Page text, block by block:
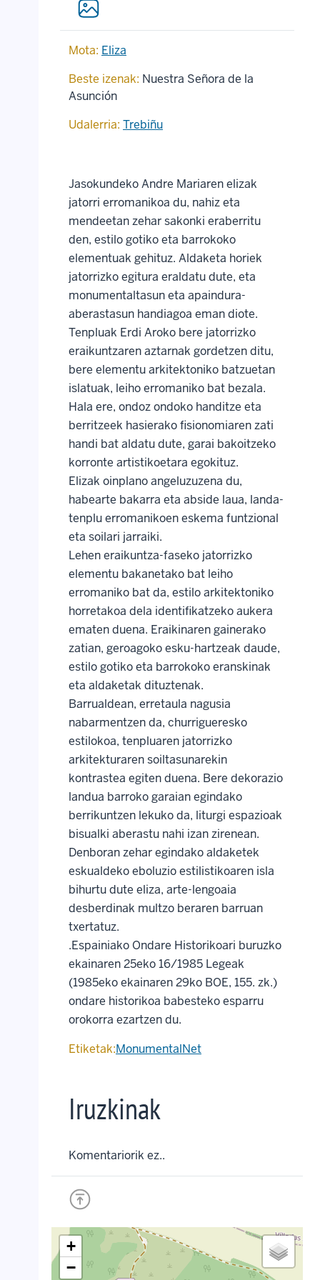
Mota: Eliza
Beste izenak: Nuestra Señora de la
Asunción
Udalerria: Trebiñu
Jasokundeko Andre Mariaren elizak
jatorri erromanikoa du, nahiz eta
mendeetan zehar sakonki eraberritu
den, estilo gotiko eta barrokoko
elementuak gehituz. Aldaketa horiek
jatorrizko egitura eraldatu dute, eta
monumentaltasun eta apaindura-
aberastasun handiagoa eman diote.
Tenpluak Erdi Aroko bere jatorrizko
eraikuntzaren aztarnak gordetzen ditu,
bere elementu arkitektoniko batzuetan
islatuak, leiho erromaniko bat bezala.
Hala ere, ondoz ondoko handitze eta
berritzeek hasierako fisionomiaren zati
handi bat aldatu dute, garai bakoitzeko
korronte artistikoetara egokituz.
Elizak oinplano angeluzuzena du,
habearte bakarra eta abside laua, landa-
tenplu erromanikoen eskema funtzional
eta soilari jarraiki.
Lehen eraikuntza-faseko jatorrizko
elementu bakanetako bat leiho
erromaniko bat da, estilo arkitektoniko
horretakoa dela identifikatzeko aukera
ematen duena. Eraikinaren gainerako
zatian, geroagoko esku-hartzeak daude,
estilo gotiko eta barrokoko eranskinak
eta aldaketak dituztenak.
Barrualdean, erretaula nagusia
nabarmentzen da, churrigueresko
estilokoa, tenpluaren jatorrizko
arkitekturaren soiltasunarekin
kontrastea egiten duena. Bere dekorazio
landua barroko garaian egindako
berrikuntzen lekuko da, liturgi espazioak
bisualki aberastu nahi izan zirenean.
Denboran zehar egindako aldaketek
eskualdeko eboluzio estilistikoaren isla
bihurtu dute eliza, arte-lengoaia
desberdinak multzo beraren barruan
txertatuz.
.Espainiako Ondare Historikoari buruzko
ekainaren 25eko 16/1985 Legeak
(1985eko ekainaren 29ko BOE, 155. zk.)
ondare historikoa babesteko esparru
orokorra ezartzen du.
Etiketak:MonumentalNet
Iruzkinak
Komentariorik ez..
+
−